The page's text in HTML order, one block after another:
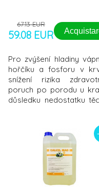
67.13 EUR
59.08 EUR
Pro zvýšení hladiny
hořčíku a fosforu v
snížení rizika
poruch po porodu u
důsledku nedostatku
hořečnatý
dihydrofosforečnan
3,5%, chlorid
složení ve 100 ml: vápník
g, hořčík 0,6 g, fosfor